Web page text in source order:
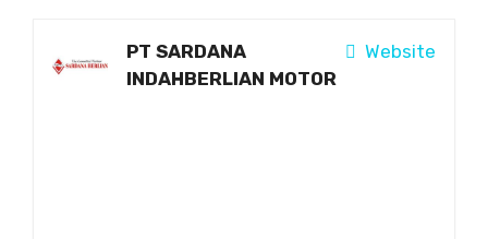
Website
PT SARDANA
INDAHBERLIAN MOTOR